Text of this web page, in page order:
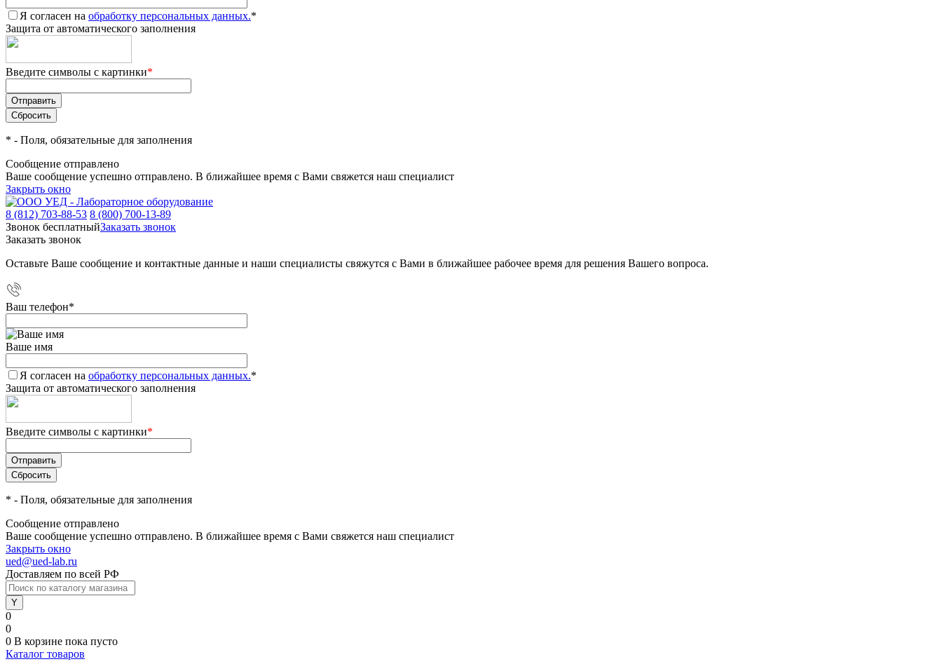
Я согласен на обработку персональных данных.*
Защита от автоматического заполнения
Введите символы с картинки*
* - Поля, обязательные для заполнения
Сообщение отправлено
Ваше сообщение успешно отправлено. В ближайшее время с Вами свяжется наш специалист
Закрыть окно
8 (812) 703-88-53 8 (800) 700-13-89
Звонок бесплатныйЗаказать звонок
Заказать звонок
Оставьте Ваше сообщение и контактные данные и наши специалисты свяжутся с Вами в ближайшее рабочее время для решения Вашего вопроса.
Ваш телефон*
Ваше имя
Я согласен на обработку персональных данных.*
Защита от автоматического заполнения
Введите символы с картинки*
* - Поля, обязательные для заполнения
Сообщение отправлено
Ваше сообщение успешно отправлено. В ближайшее время с Вами свяжется наш специалист
Закрыть окно
ued@ued-lab.ru
Доставляем по всей РФ
0
0
0 В корзине пока пусто
Каталог товаров